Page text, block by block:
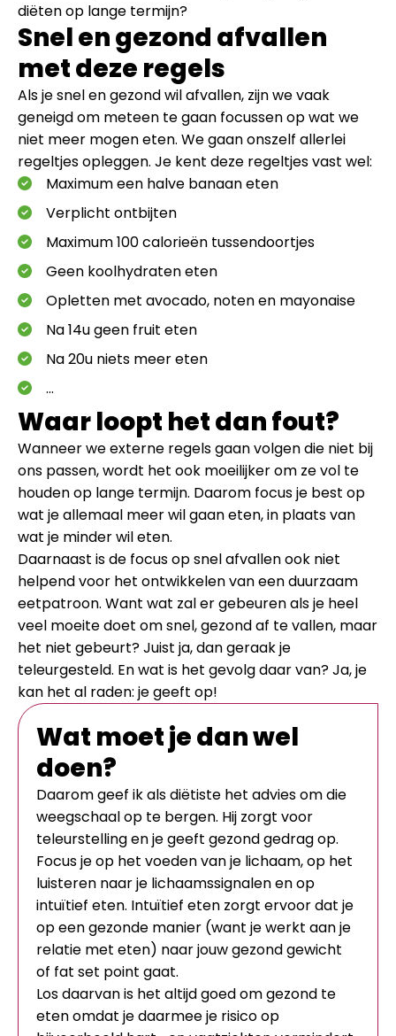
diëten op lange termijn?
Snel en gezond afvallen
met deze regels
Als je snel en gezond wil afvallen, zijn we vaak
geneigd om meteen te gaan focussen op wat we
niet meer mogen eten. We gaan onszelf allerlei
regeltjes opleggen. Je kent deze regeltjes vast wel:
Maximum een halve banaan eten
Verplicht ontbijten
Maximum 100 calorieën tussendoortjes
Geen koolhydraten eten
Opletten met avocado, noten en mayonaise
Na 14u geen fruit eten
Na 20u niets meer eten
…
Waar loopt het dan fout?
Wanneer we externe regels gaan volgen die niet bij
ons passen, wordt het ook moeilijker om ze vol te
houden op lange termijn. Daarom focus je best op
wat je allemaal meer wil gaan eten, in plaats van
wat je minder wil eten.
Daarnaast is de focus op snel afvallen ook niet
helpend voor het ontwikkelen van een duurzaam
eetpatroon. Want wat zal er gebeuren als je heel
veel moeite doet om snel, gezond af te vallen, maar
het niet gebeurt? Juist ja, dan geraak je
teleurgesteld. En wat is het gevolg daar van? Ja, je
kan het al raden: je geeft op!
Wat moet je dan wel
doen?
Daarom geef ik als diëtiste het advies om die
weegschaal op te bergen. Hij zorgt voor
teleurstelling en je geeft gezond gedrag op.
Focus je op het voeden van je lichaam, op het
luisteren naar je lichaamssignalen en op
intuïtief eten. Intuïtief eten zorgt ervoor dat je
op een gezonde manier (want je werkt aan je
relatie met eten) naar jouw gezond gewicht
of fat set point gaat.
Los daarvan is het altijd goed om gezond te
eten omdat je daarmee je risico op